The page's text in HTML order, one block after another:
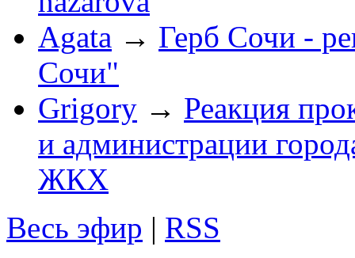
Agata → Герб Сочи -
Сочи"
Grigory → Реакция
и администрации
ЖКХ
Весь эфир | RSS